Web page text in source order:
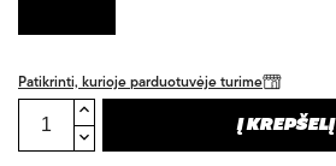
Patikrinti, kurioje parduotuvėje turime
Į KREPŠELĮ